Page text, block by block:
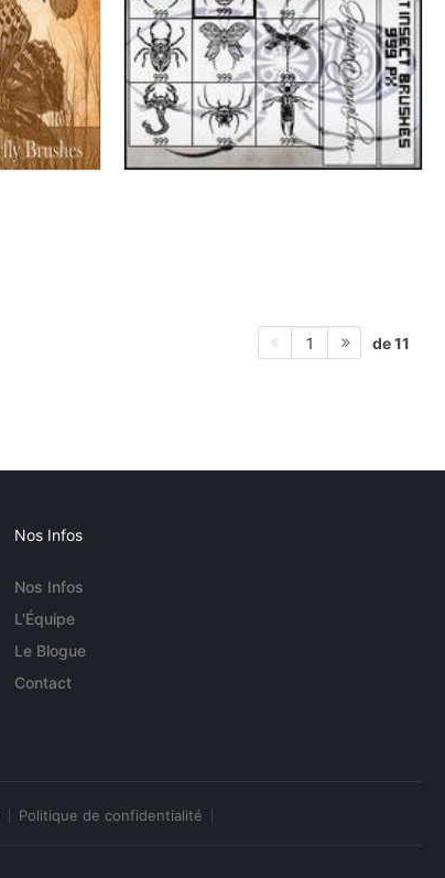
1 de 11
Nos Infos
Nos Infos
L'Équipe
Le Blogue
Contact
Politique de confidentialité